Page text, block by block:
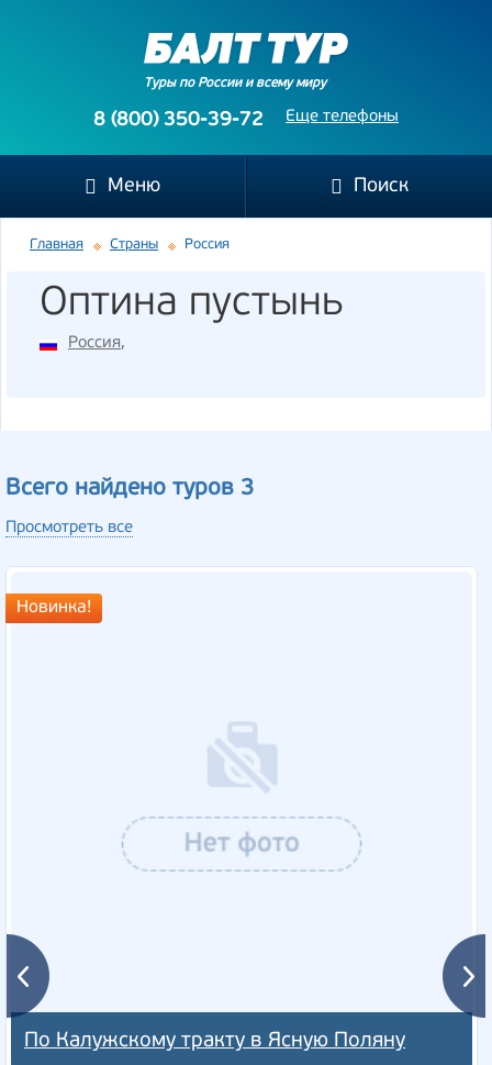
Туры по России и всему миру
Еще телефоны
8 (800) 350-39-72
Меню Поиск
Главная Страны Россия
Оптина пустынь
Россия,
Всего найдено туров 3
Просмотреть все
По Калужскому тракту в Ясную Поляну
Новинка!